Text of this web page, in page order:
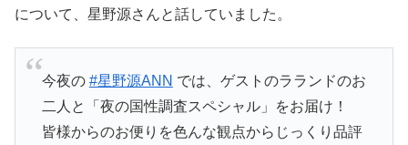
について、星野源さんと話していました。
今夜の #星野源ANN では、ゲストのラランドのお
二人と「夜の国性調査スペシャル」をお届け！
皆様からのお便りを色んな観点からじっくり品評